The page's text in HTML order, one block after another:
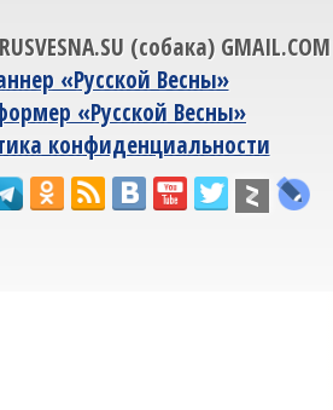
(собака) GMAIL.COM
«Русской Весны»
«Русской Весны»
конфиденциальности